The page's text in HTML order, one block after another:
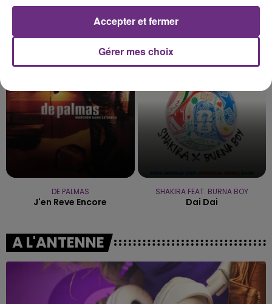
Imagine
OFENBACH & STARSAILOR
Four To The Floor
16h19
16h19
DE PALMAS
J'en Reve Encore
16h15
16h15
SHAKIRA FEAT. BURNA BOY
Dai Dai
A L'ANTENNE
Gérer mes choix
Accepter et fermer